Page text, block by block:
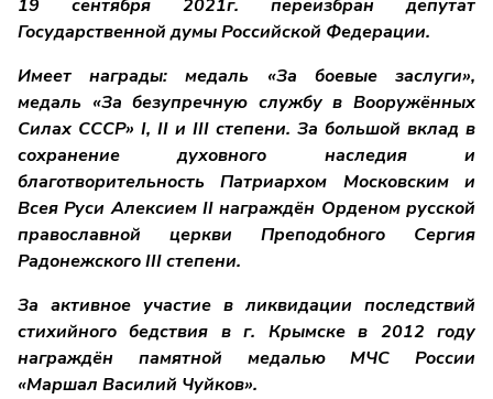
19 сентября 2021г. переизбран депутат
Государственной думы Российской Федерации.
Имеет награды: медаль «За боевые заслуги»,
медаль «За безупречную службу в Вооружённых
Силах СССР» I, II и III степени. За большой вклад в
сохранение духовного наследия и
благотворительность Патриархом Московским и
Всея Руси Алексием II награждён Орденом русской
православной церкви Преподобного Сергия
Радонежского III степени.
За активное участие в ликвидации последствий
стихийного бедствия в г. Крымске в 2012 году
награждён памятной медалью МЧС России
«Маршал Василий Чуйков».